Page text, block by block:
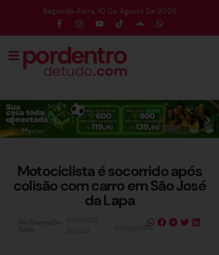
Segunda-Feira, 10 De Agosto De 2026
Motociclista é socorrido após
colisão com carro em São José
da Lapa
Compartilhe